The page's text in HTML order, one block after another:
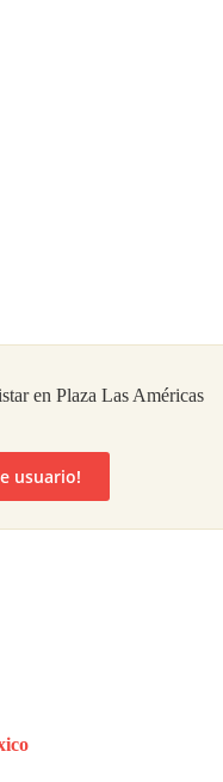
en Plaza Las Américas
usuario!